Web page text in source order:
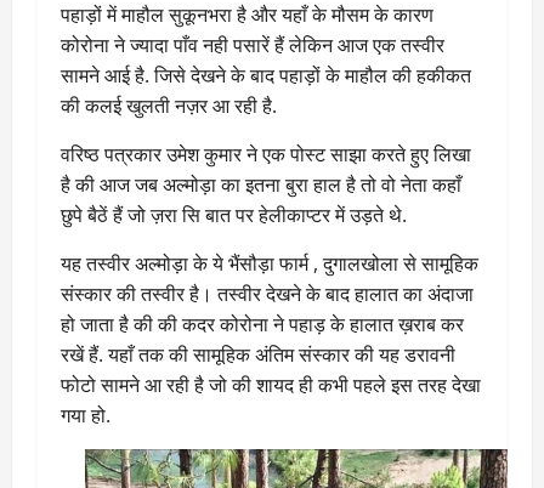
पहाड़ों में माहौल सुकूनभरा है और यहाँ के मौसम के कारण
कोरोना ने ज्यादा पाँव नही पसारें हैं लेकिन आज एक तस्वीर
सामने आई है. जिसे देखने के बाद पहाड़ों के माहौल की हकीकत
की कलई खुलती नज़र आ रही है.
वरिष्ठ पत्रकार उमेश कुमार ने एक पोस्ट साझा करते हुए लिखा
है की आज जब अल्मोड़ा का इतना बुरा हाल है तो वो नेता कहाँ
छुपे बैठें हैं जो ज़रा सि बात पर हेलीकाप्टर में उड़ते थे.
यह तस्वीर अल्मोड़ा के ये भैंसौड़ा फार्म , दुगालखोला से सामूहिक
संस्कार की तस्वीर है। तस्वीर देखने के बाद हालात का अंदाजा
हो जाता है की की कदर कोरोना ने पहाड़ के हालात ख़राब कर
रखें हैं. यहाँ तक की सामूहिक अंतिम संस्कार की यह डरावनी
फोटो सामने आ रही है जो की शायद ही कभी पहले इस तरह देखा
गया हो.